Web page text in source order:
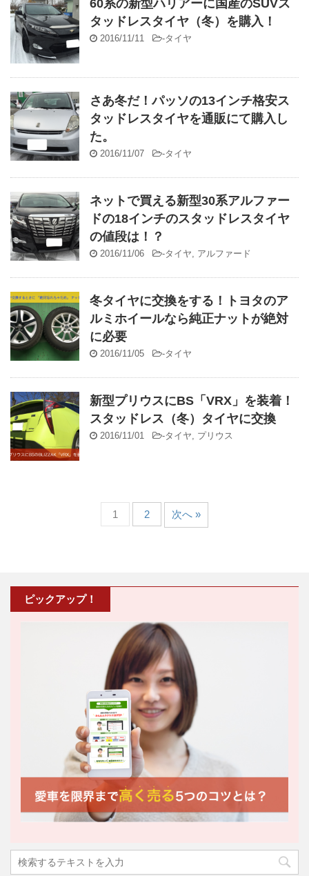
60系の新型ハリアーに国産のSUVス
タッドレスタイヤ（冬）を購入！
2016/11/11 -タイヤ
さあ冬だ！パッソの13インチ格安ス
タッドレスタイヤを通販にて購入し
た。
2016/11/07 -タイヤ
ネットで買える新型30系アルファー
ドの18インチのスタッドレスタイヤ
の値段は！？
2016/11/06 -タイヤ, アルファード
冬タイヤに交換をする！トヨタのア
ルミホイールなら純正ナットが絶対
に必要
2016/11/05 -タイヤ
新型プリウスにBS「VRX」を装着！
スタッドレス（冬）タイヤに交換
2016/11/01 -タイヤ, プリウス
1 2 次へ »
ピックアップ！